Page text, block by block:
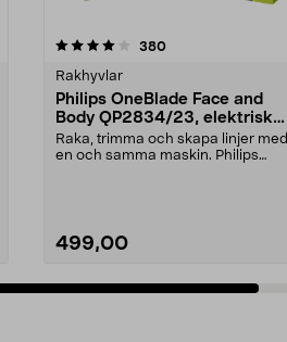
380recensioner
Rakhyvlar
Philips OneBlade Face and
Body QP2834/23, elektrisk
rakhyvel
Raka, trimma och skapa linjer med
en och samma maskin. Philips
499,00
3.5 av 5 stjärnor